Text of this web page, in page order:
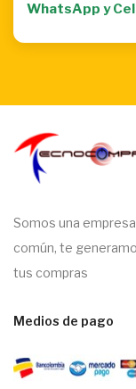
WhatsApp y
Somos una
común, te
tus compras
Medios de pago